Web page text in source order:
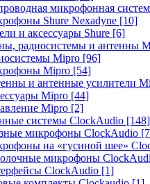
микрофонная
Shure Nexadyne [10]
и аксессуары Shure [6]
радиосистемы и антенны
Mipro [96]
Mipro [54]
и антенные усилители
Mipro [44]
Mipro [2]
системы ClockAudio [148]
микрофоны ClockAudio
на «гусиной шее»
микрофоны
ClockAudio [1]